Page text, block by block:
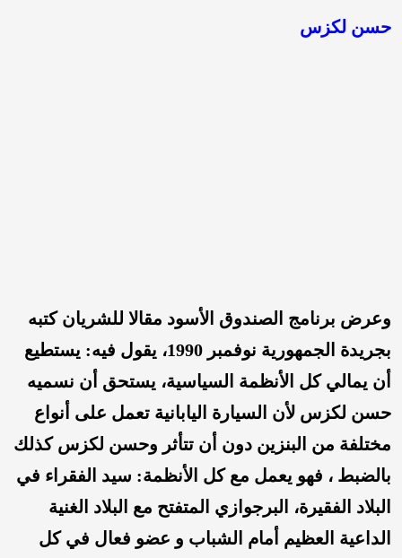
حسن لكزس
وعرض برنامج الصندوق الأسود مقالا للشريان كتبه
بجريدة الجمهورية نوفمبر 1990، يقول فيه: يستطيع
أن يمالي كل الأنظمة السياسية، يستحق أن نسميه
حسن لكزس لأن السيارة اليابانية تعمل على أنواع
مختلفة من البنزين دون أن تتأثر وحسن لكزس كذلك
بالضبط ، فهو يعمل مع كل الأنظمة: سيد الفقراء في
البلاد الفقيرة، البرجوازي المتفتح مع البلاد الغنية
الداعية العظيم أمام الشباب و عضو فعال في كل